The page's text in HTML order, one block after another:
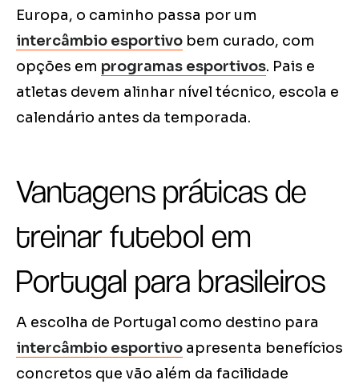
Europa, o caminho passa por um
intercâmbio esportivo bem curado, com
opções em programas esportivos. Pais e
atletas devem alinhar nível técnico, escola e
calendário antes da temporada.
Vantagens práticas de
treinar futebol em
Portugal para brasileiros
A escolha de Portugal como destino para
intercâmbio esportivo apresenta benefícios
concretos que vão além da facilidade